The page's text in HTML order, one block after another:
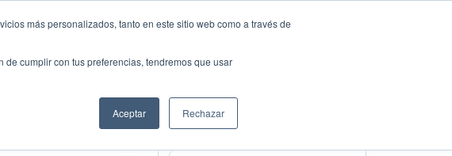
más personalizados, tanto en este sitio web como a través de
cumplir con tus preferencias, tendremos que usar
Aceptar Rechazar
Ordenar por: